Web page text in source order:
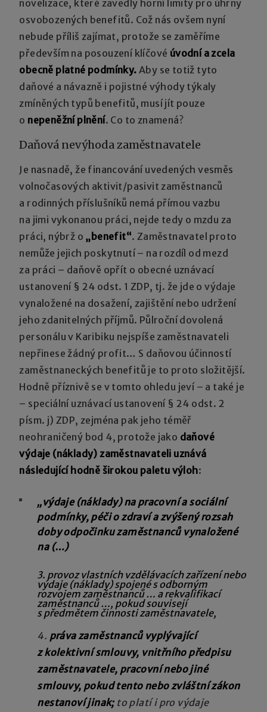
novelizace, které zavedly horní limity pro úhrny
osvobozených benefitů. Což nás ovšem nyní
nebude příliš zajímat, protože se zaměříme
především na posouzení klíčové úvodní a zcela
obecně platné podmínky. Aby se totiž tyto
daňové a návazně i pojistné výhody týkaly
zmíněných typů benefitů, musí jít pouze
o nepeněžní plnění. Co to znamená?
Daňová nevýhoda zaměstnavatele
Je nasnadě, že financování uvedených vesměs
volnočasových aktivit/pasivit zaměstnanců
a rodinných příslušníků nemá přímou vazbu
na jimi vykonanou práci, nejde tedy o mzdu za
práci, nýbrž o „benefit“. Zaměstnavatel proto
nemůže jejich poskytnutí – na rozdíl od mezd
za práci – daňově opřít o obecné uznávací
ustanovení § 24 odst. 1 ZDP, tj. že jde o výdaje
vynaložené na dosažení, zajištění nebo udržení
jeho zdanitelných příjmů. Půlroční dovolená
personálu v Karibiku nejspíše zaměstnavateli
nepřinese žádný profit… S daňovou účinností
zaměstnaneckých benefitů je to proto složitější.
Hodně příznivě se v tomto ohledu jeví – a také je
– speciální uznávací ustanovení § 24 odst. 2
písm. j) ZDP, zejména pak jeho téměř
neohraničený bod 4, protože jako daňové
výdaje (náklady) zaměstnavateli uznává
následující hodně širokou paletu výloh:
„výdaje (náklady) na pracovní a sociální
podmínky, péči o zdraví a zvýšený rozsah
doby odpočinku zaměstnanců vynaložené
na (…)
3. provoz vlastních vzdělávacích zařízení nebo
výdaje (náklady) spojené s odborným
rozvojem zaměstnanců … a rekvalifikací
zaměstnanců …, pokud souvisejí
s předmětem činnosti zaměstnavatele,
4. práva zaměstnanců vyplývající
z kolektivní smlouvy, vnitřního předpisu
zaměstnavatele, pracovní nebo jiné
smlouvy, pokud tento nebo zvláštní zákon
nestanoví jinak;to platí i pro výdaje